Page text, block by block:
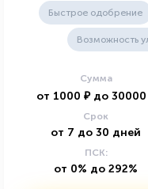
Быстрое одобрение
Возможность
Сумма
от 1000 ₽ до 30000
Срок
от 7 до 30 дней
ПСК:
от 0% до 292%